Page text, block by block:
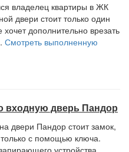
владелец квартиры в ЖК
двери стоит только один
дополнительно врезать
Смотреть выполненную
входную дверь Пандор
двери Пандор стоит замок,
с помощью ключа.
устройства